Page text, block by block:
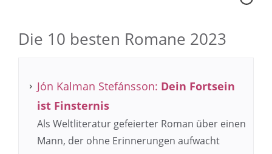
Die 10 besten Romane 2023
Jón Kalman Stefánsson: Dein Fortsein
ist Finsternis
Als Weltliteratur gefeierter Roman über einen
Mann, der ohne Erinnerungen aufwacht